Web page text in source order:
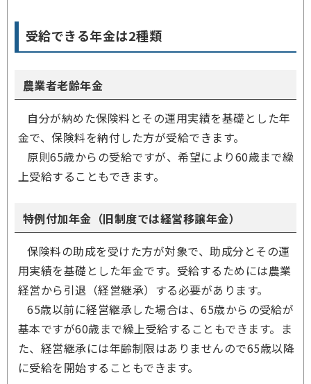
受給できる年金は2種類
農業者老齢年金
自分が納めた保険料とその運用実績を基礎とした年
金で、保険料を納付した方が受給できます。
原則65歳からの受給ですが、希望により60歳まで繰
上受給することもできます。
特例付加年金（旧制度では経営移譲年金）
保険料の助成を受けた方が対象で、助成分とその運
用実績を基礎とした年金です。受給するためには農業
経営から引退（経営継承）する必要があります。
65歳以前に経営継承した場合は、65歳からの受給が
基本ですが60歳まで繰上受給することもできます。ま
た、経営継承には年齢制限はありませんので65歳以降
に受給を開始することもできます。